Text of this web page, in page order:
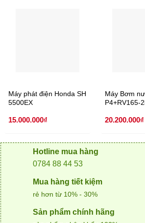
Máy phát điện Honda SH
5500EX
15.000.000₫
Máy Bơm
P4+RV165-
20.200.000₫
Hotline mua hàng
0784 88 44 53
Mua hàng tiết kiệm
rẻ hơn từ 10% - 30%
Sản phẩm chính hãng